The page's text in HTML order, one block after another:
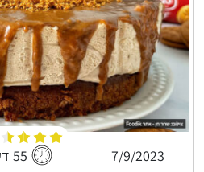
7/9/2023 55 דקות